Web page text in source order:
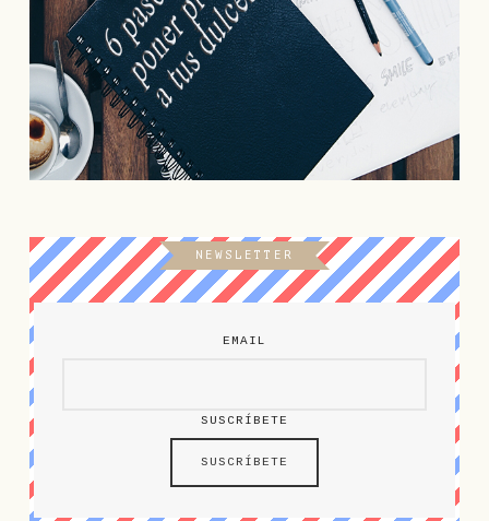
NEWSLETTER
EMAIL
SUSCRÍBETE